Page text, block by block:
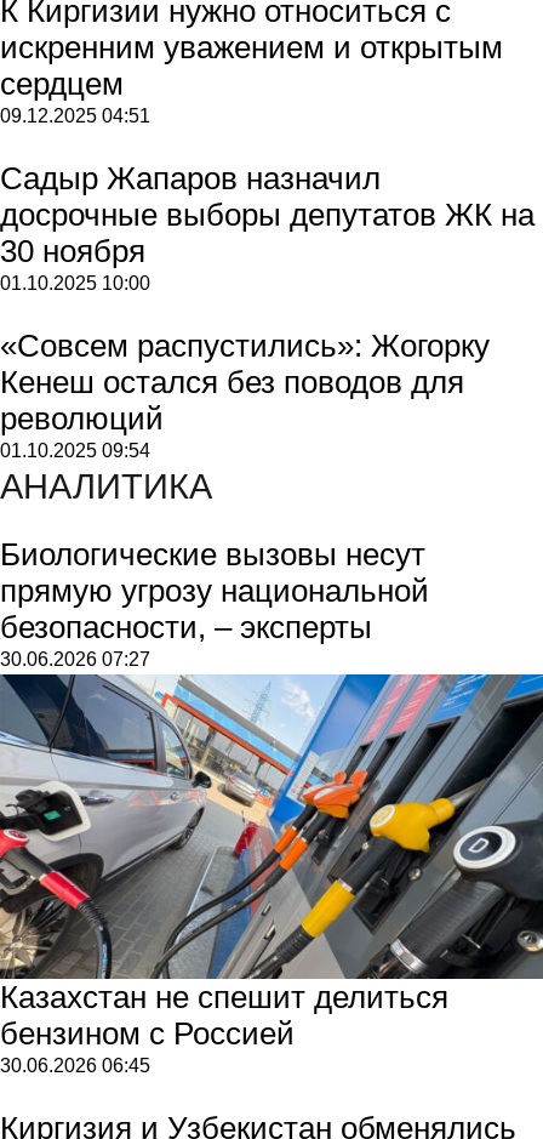
К Киргизии нужно относиться с
искренним уважением и открытым
сердцем
09.12.2025 04:51
Садыр Жапаров назначил
досрочные выборы депутатов ЖК на
30 ноября
01.10.2025 10:00
«Совсем распустились»: Жогорку
Кенеш остался без поводов для
революций
01.10.2025 09:54
АНАЛИТИКА
Биологические вызовы несут
прямую угрозу национальной
безопасности, – эксперты
30.06.2026 07:27
Казахстан не спешит делиться
бензином с Россией
30.06.2026 06:45
Киргизия и Узбекистан обменялись